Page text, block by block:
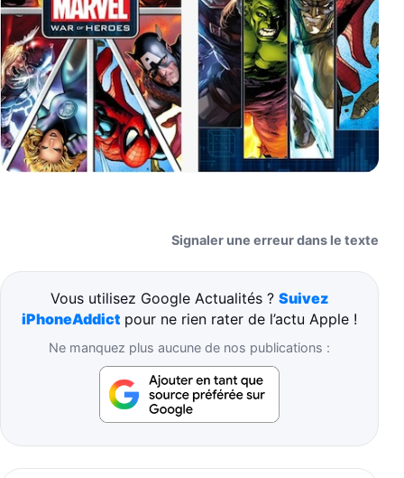
Signaler une erreur dans le texte
Vous utilisez Google Actualités ? Suivez
iPhoneAddict pour ne rien rater de l’actu Apple !
Ne manquez plus aucune de nos publications :